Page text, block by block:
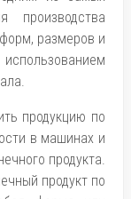
производства
размеров и
использованием
продукцию по
в машинах и
продукта.
продукт по